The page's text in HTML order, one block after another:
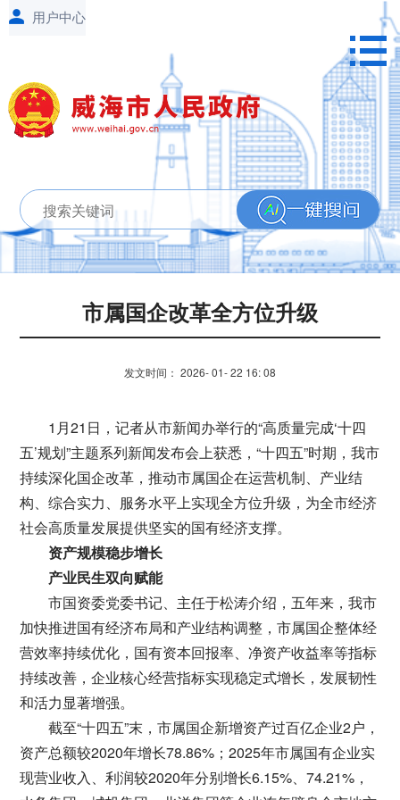
市属国企改革全方位升级
发文时间： 2026- 01- 22 16: 08
1月21日，记者从市新闻办举行的“高质量完成‘十四
五’规划”主题系列新闻发布会上获悉，“十四五”时期，我市
持续深化国企改革，推动市属国企在运营机制、产业结
构、综合实力、服务水平上实现全方位升级，为全市经济
社会高质量发展提供坚实的国有经济支撑。
资产规模稳步增长
产业民生双向赋能
市国资委党委书记、主任于松涛介绍，五年来，我市
加快推进国有经济布局和产业结构调整，市属国企整体经
营效率持续优化，国有资本回报率、净资产收益率等指标
持续改善，企业核心经营指标实现稳定式增长，发展韧性
和活力显著增强。
截至“十四五”末，市属国企新增资产过百亿企业2户，
资产总额较2020年增长78.86%；2025年市属国有企业实
现营业收入、利润较2020年分别增长6.15%、74.21%，